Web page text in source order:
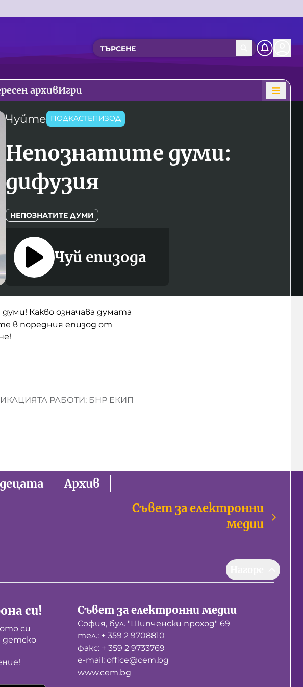
архивИгри
Чуйте ПОДКАСТЕПИЗОД
Непознатите думи:
дифузия
НЕПОЗНАТИТЕ ДУМИ
Чуй епизода
Какво означава думата
в поредния епизод от
РАБОТИ: БНР ЕКИП
Архив
Съвет за електронни
медии
си!
си
детско
Съвет за електронни медии
София, бул. "Шипченски проход" 69
тел.: + 359 2 9708810
факс: + 359 2 9733769
е-mail: office@cem.bg
www.cem.bg